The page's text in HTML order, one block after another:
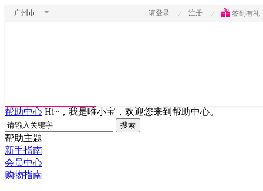
广州市 请登录 注册 签到有礼
帮助中心 Hi~，我是唯小宝，欢迎您来到帮助中心。
帮助主题
新手指南
会员中心
购物指南